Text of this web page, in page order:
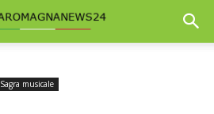
Sagra musicale